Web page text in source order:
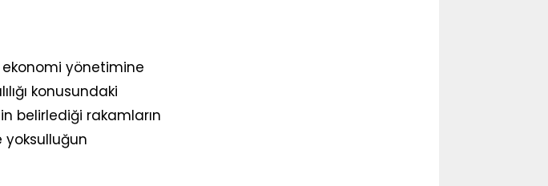
ekonomi yönetimine
konusundaki
belirlediği rakamların
yoksulluğun